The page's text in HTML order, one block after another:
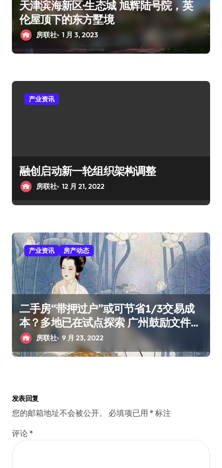
天津滨海新区·生态城 旭辉陆号院，英
伦屋顶下的东方墅境
房联社 1 月 3, 2023
产业资讯
融创启动新一轮组织架构调整
房联社 12 月 21, 2022
产业资讯 房产动态
二手房“带押过户”或可节省1/3交易成
本？多地已在试点探索 广州鼓励文件也
来了房联社 9 月 23, 2022
发表回复
您的邮箱地址不会被公开。 必填项已用 * 标注
评论 *